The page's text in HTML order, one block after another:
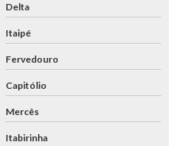
Delta
Itaipé
Fervedouro
Capitólio
Mercês
Itabirinha